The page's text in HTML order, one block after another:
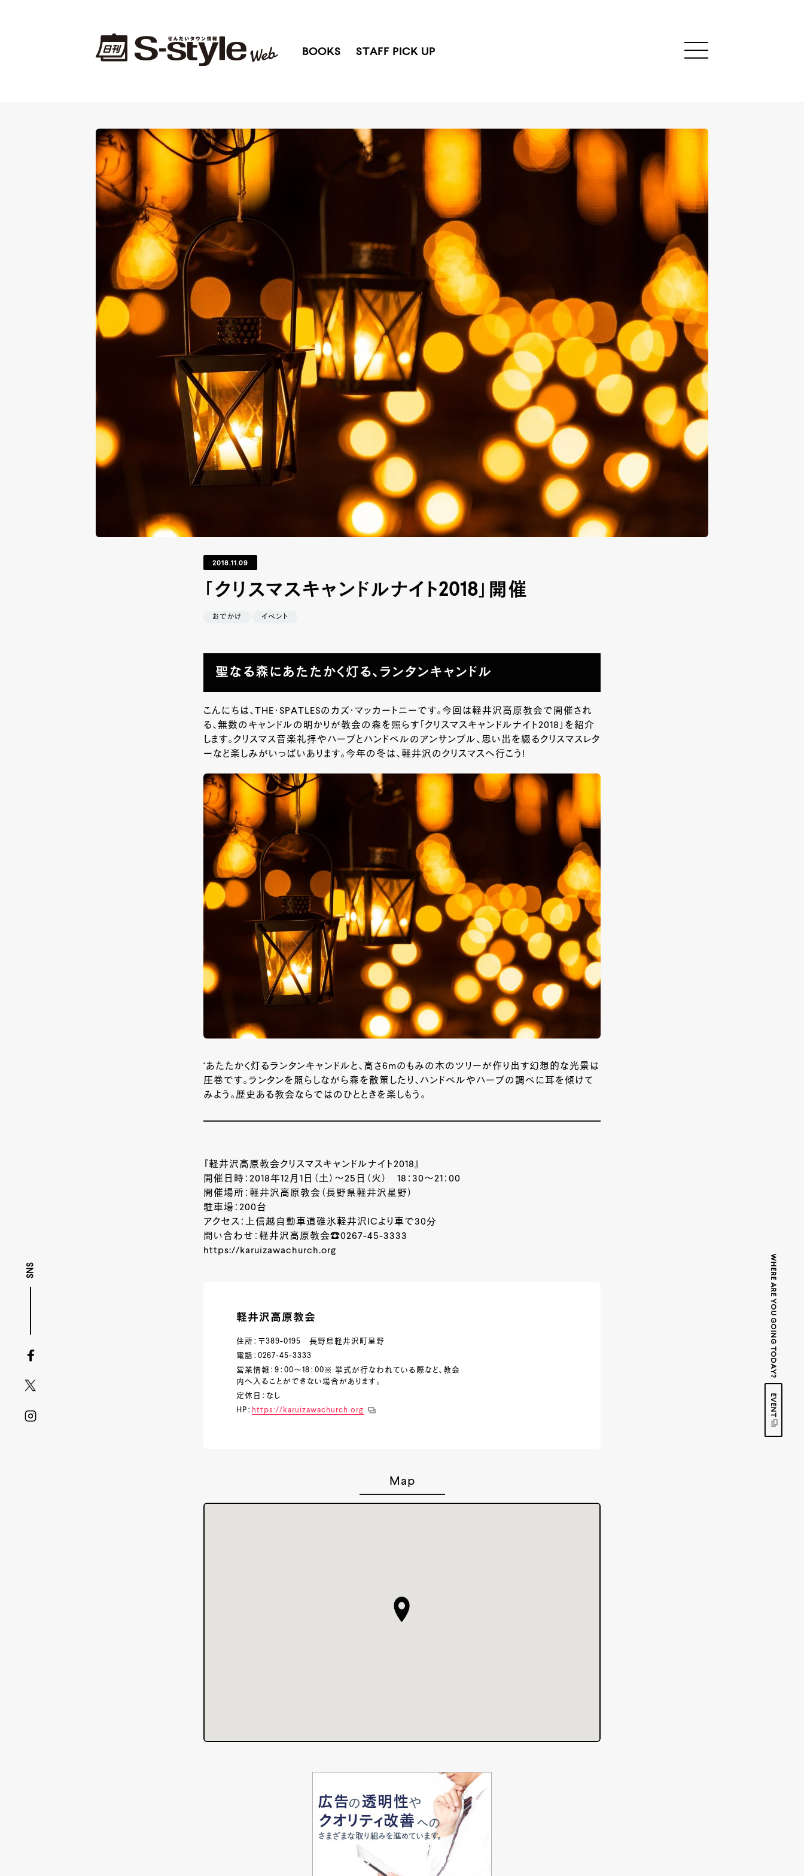
BOOKS STAFF PICK UP
SNS WHERE ARE YOU GOING TODAY?
EVENT
2018.11.09
「クリスマスキャンドルナイト2018」開催
おでかけ イベント
聖なる森にあたたかく灯る、ランタンキャンドル
こんにちは、THE・SPATLESのカズ・マッカートニーです。今回は軽井沢高原教会で開催され
る、無数のキャンドルの明かりが教会の森を照らす「クリスマスキャンドルナイト2018」を紹介
します。クリスマス音楽礼拝やハーブとハンドベルのアンサンブル、思い出を綴るクリスマスレタ
ーなど楽しみがいっぱいあります。今年の冬は、軽井沢のクリスマスへ行こう!
‘あたたかく灯るランタンキャンドルと、高さ6mのもみの木のツリーが作り出す幻想的な光景は
圧巻です。ランタンを照らしながら森を散策したり、ハンドベルやハーブの調べに耳を傾けて
みよう。歴史ある教会ならではのひとときを楽しもう。
『軽井沢高原教会クリスマスキャンドルナイト2018』
開催日時：2018年12月1日（土）～25日（火） 18：30～21：00
開催場所：軽井沢高原教会（長野県軽井沢星野）
駐車場：200台
アクセス：上信越自動車道碓氷軽井沢ICより車で30分
問い合わせ：軽井沢高原教会☎0267-45-3333
https://karuizawachurch.org
軽井沢高原教会
住所：〒389-0195 長野県軽井沢町星野
電話：0267-45-3333
営業情報：9：00～18：00※ 挙式が行なわれている際など、教会
内へ入ることができない場合があります。
定休日：なし
HP： https://karuizawachurch.org
Map